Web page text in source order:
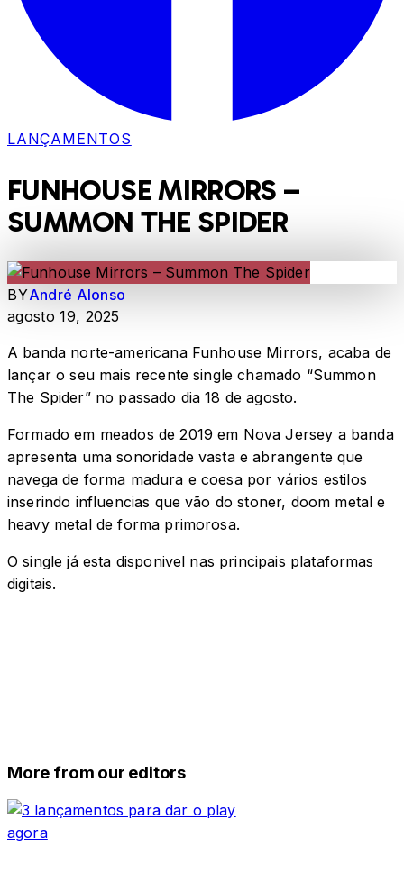
LANÇAMENTOS
FUNHOUSE MIRRORS –
SUMMON THE SPIDER
BYAndré Alonso
agosto 19, 2025
A banda norte-americana Funhouse Mirrors, acaba de
lançar o seu mais recente single chamado “Summon
The Spider” no passado dia 18 de agosto.
Formado em meados de 2019 em Nova Jersey a banda
apresenta uma sonoridade vasta e abrangente que
navega de forma madura e coesa por vários estilos
inserindo influencias que vão do stoner, doom metal e
heavy metal de forma primorosa.
O single já esta disponivel nas principais plataformas
digitais.
More from our editors